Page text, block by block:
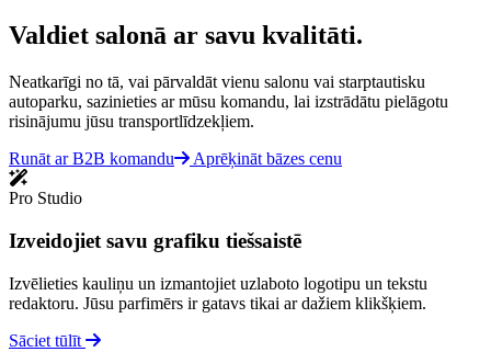
Valdiet salonā ar savu kvalitāti.
Neatkarīgi no tā, vai pārvaldāt vienu salonu vai starptautisku
autoparku, sazinieties ar mūsu komandu, lai izstrādātu pielāgotu
risinājumu jūsu transportlīdzekļiem.
Runāt ar B2B komandu
Aprēķināt bāzes cenu
Pro Studio
Izveidojiet savu grafiku tiešsaistē
Izvēlieties kauliņu un izmantojiet uzlaboto logotipu un tekstu
redaktoru. Jūsu parfimērs ir gatavs tikai ar dažiem klikšķiem.
Sāciet tūlīt